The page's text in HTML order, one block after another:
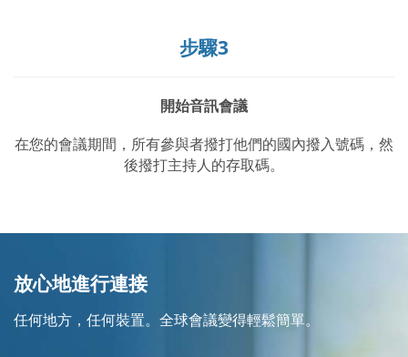
步驟3
開始音訊會議
在您的會議期間，所有參與者撥打他們的國內撥入號碼，然
後撥打主持人的存取碼。
放心地進行連接
任何地方，任何裝置。全球會議變得輕鬆簡單。